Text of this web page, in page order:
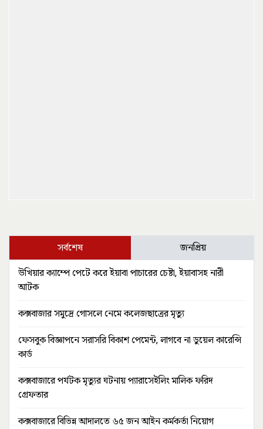
সর্বশেষ জনপ্রিয়
উখিয়ার ক্যাম্পে পেটে করে ইয়াবা পাচারের চেষ্টা, ইয়াবাসহ নারী
আটক
কক্সবাজার সমুদ্রে গোসলে নেমে কলেজছাত্রের মৃত্যু
ফেসবুক বিজ্ঞাপনে সরাসরি বিকাশ পেমেন্ট, লাগবে না ডুয়েল কারেন্সি
কার্ড
কক্সবাজারে পর্যটক মৃত্যুর ঘটনায় প্যারাসেইলিং মালিক ফরিদ
গ্রেফতার
কক্সবাজারে বিভিন্ন আদালতে ৬৫ জন আইন কর্মকর্তা নিয়োগ